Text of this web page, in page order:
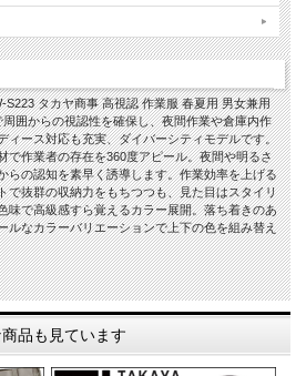
S223 タカヤ商事 高視認 作業服 春夏用 男女兼用
囲からの視認性を確保し、夜間作業や倉庫内作
ィース対応も充実、ダイバーシティモデルです。
で作業者の存在を360度アピール。夜間や明るさ
らの認知を素早く誘導します。作業効率を上げる
で抜群の収納力をもちつつも、見た目はスタイリ
味で高級感すら覚えるカラー展開。落ち着きのあ
ルなカラーバリエーションで上下の色を組み替え
品も見ています